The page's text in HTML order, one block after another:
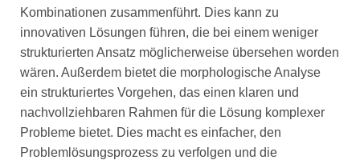
Kombinationen zusammenführt. Dies kann zu
innovativen Lösungen führen, die bei einem weniger
strukturierten Ansatz möglicherweise übersehen worden
wären. Außerdem bietet die morphologische Analyse
ein strukturiertes Vorgehen, das einen klaren und
nachvollziehbaren Rahmen für die Lösung komplexer
Probleme bietet. Dies macht es einfacher, den
Problemlösungsprozess zu verfolgen und die